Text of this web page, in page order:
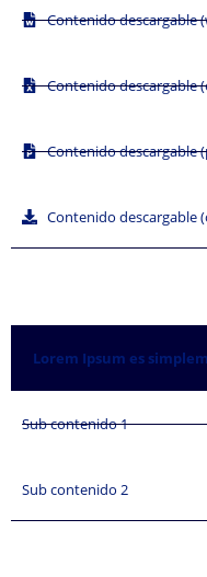
Contenido descargable
Contenido descargable
Contenido descargable
Contenido descargable
Lorem Ipsum es
Sub contenido 1
Sub contenido 2